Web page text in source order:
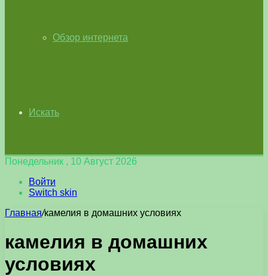
Обзор интернета
Искать
Понедельник , 10 Август 2026
Войти
Switch skin
Главная/камелия в домашних условиях
камелия в домашних
условиях